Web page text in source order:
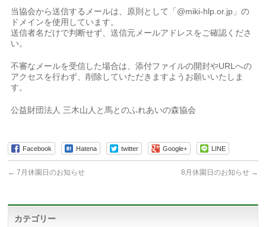
当協会から送信するメールは、原則として「@miki-hlp.or.jp」の
ドメインを使用しています。
送信者名だけで判断せず、送信元メールアドレスをご確認くださ
い。
不審なメールを受信した場合は、添付ファイルの開封やURLへの
アクセスを行わず、削除していただきますようお願いいたしま
す。
公益財団法人 三木山人と馬とのふれあいの森協会
Facebook Hatena twitter Google+ LINE
← 7月休園日のお知らせ 8月休園日のお知らせ →
カテゴリー